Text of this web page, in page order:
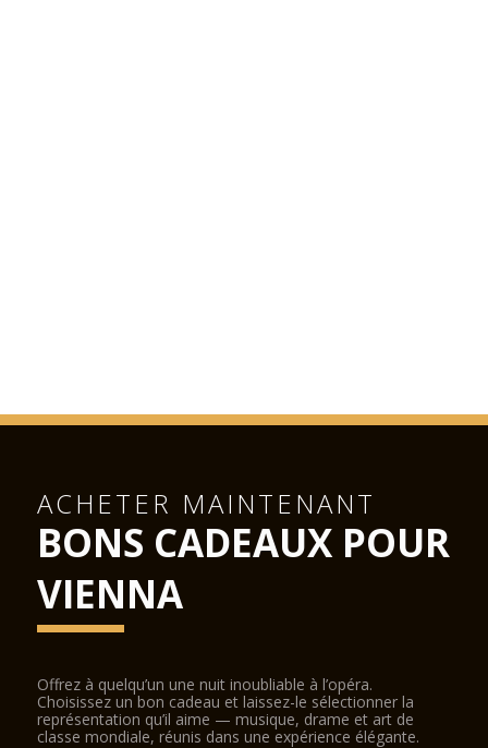
ACHETER MAINTENANT
BONS CADEAUX POUR
VIENNA
Offrez à quelqu’un une nuit inoubliable à l’opéra.
Choisissez un bon cadeau et laissez-le sélectionner la
représentation qu’il aime — musique, drame et art de
classe mondiale, réunis dans une expérience élégante.